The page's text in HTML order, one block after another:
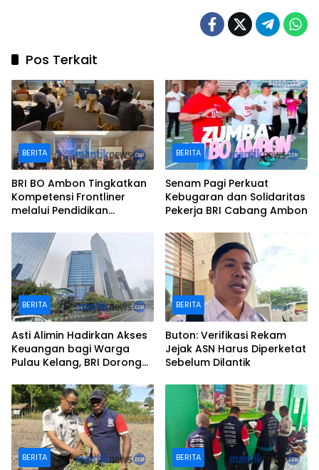
Pos Terkait
BERITA
BRI BO Ambon Tingkatkan
Kompetensi Frontliner
melalui Pendidikan
BERITA
Senam Pagi Perkuat
Kebugaran dan Solidaritas
Pekerja BRI Cabang Ambon
BERITA
Asti Alimin Hadirkan Akses
Keuangan bagi Warga
Pulau Kelang, BRI Dorong
Kepulauan
BERITA
Buton: Verifikasi Rekam
Jejak ASN Harus Diperketat
Sebelum Dilantik
BERITA BERITA